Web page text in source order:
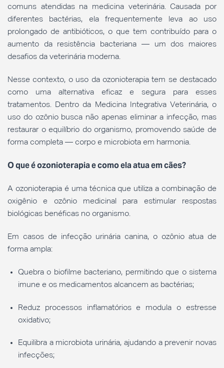
comuns atendidas na medicina veterinária. Causada por
diferentes bactérias, ela frequentemente leva ao uso
prolongado de antibióticos, o que tem contribuído para o
aumento da resistência bacteriana — um dos maiores
desafios da veterinária moderna.
Nesse contexto, o uso da ozonioterapia tem se destacado
como uma alternativa eficaz e segura para esses
tratamentos. Dentro da Medicina Integrativa Veterinária, o
uso do ozônio busca não apenas eliminar a infecção, mas
restaurar o equilíbrio do organismo, promovendo saúde de
forma completa — corpo e microbiota em harmonia.
O que é ozonioterapia e como ela atua em cães?
A ozonioterapia é uma técnica que utiliza a combinação de
oxigênio e ozônio medicinal para estimular respostas
biológicas benéficas no organismo.
Em casos de infecção urinária canina, o ozônio atua de
forma ampla:
Quebra o biofilme bacteriano, permitindo que o sistema
imune e os medicamentos alcancem as bactérias;
Reduz processos inflamatórios e modula o estresse
oxidativo;
Equilibra a microbiota urinária, ajudando a prevenir novas
infecções;